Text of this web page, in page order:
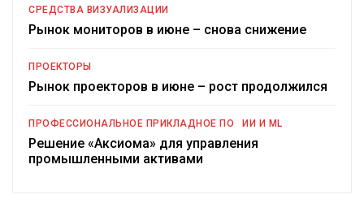
СРЕДСТВА ВИЗУАЛИЗАЦИИ
Рынок мониторов в июне – снова снижение
ПРОЕКТОРЫ
Рынок проекторов в июне – рост продолжился
ПРОФЕССИОНАЛЬНОЕ ПРИКЛАДНОЕ ПО ИИ И ML
Решение «Аксиома» для управления
промышленными активами